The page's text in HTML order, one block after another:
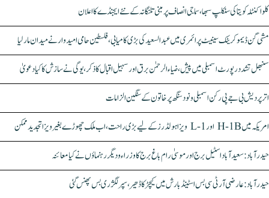
کلواکنٹلہ کویتا کی سنکلپ سبھا، سماجی انصاف پر مبنی تلنگانہ کے نئے ایجنڈے کا اعلان
مشی گن ڈیموکریٹک سینیٹ پرائمری میں عبدالسعید کی بڑی کامیابی، فلسطین حامی امیدوار نے میدان مار لیا
سنبھل تشدد رپورٹ اسمبلی میں پیش، ضیاء الرحمٰن برق اور سہیل اقبال کا ذکر، یوگی نے سازش کا کیا دعویٰ
اتر پردیش بی جے پی رکن اسمبلی ونود سنگھ پر خاتون کے سنگین الزامات
امریکہ میں H-1B اور L-1 ویزا ہولڈرز کے لیے بڑی راحت، اب ملک چھوڑے بغیر ویزا تجدید ممکن
حیدرآباد: سعیدآباد اسٹیل برج اور موسیٰ رام باغ برج کا وزراء و دیگر رہنماؤں نے کیا معائنہ
حیدرآباد: عارضی آر ٹی سی بس اسٹینڈ بارش میں کیچڑ کا ڈھیر، سپر لگژری بس پھنس گئی